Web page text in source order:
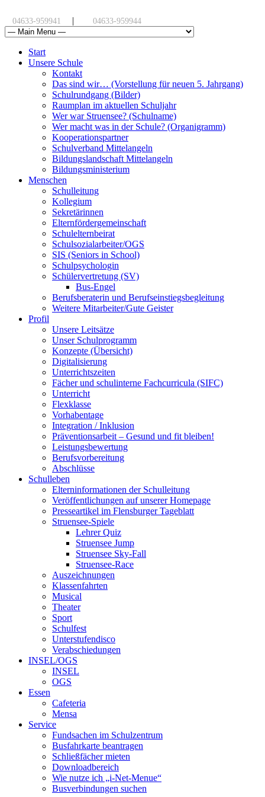
04633-959941 | 04633-959944
Start
Unsere Schule
Kontakt
Das sind wir… (Vorstellung für neuen 5. Jahrgang)
Schulrundgang (Bilder)
Raumplan im aktuellen Schuljahr
Wer war Struensee? (Schulname)
Wer macht was in der Schule? (Organigramm)
Kooperationspartner
Schulverband Mittelangeln
Bildungslandschaft Mittelangeln
Bildungsministerium
Menschen
Schulleitung
Kollegium
Sekretärinnen
Elternfördergemeinschaft
Schulelternbeirat
Schulsozialarbeiter/OGS
SIS (Seniors in School)
Schulpsychologin
Schülervertretung (SV)
Bus-Engel
Berufsberaterin und Berufseinstiegsbegleitung
Weitere Mitarbeiter/Gute Geister
Profil
Unsere Leitsätze
Unser Schulprogramm
Konzepte (Übersicht)
Digitalisierung
Unterrichtszeiten
Fächer und schulinterne Fachcurricula (SIFC)
Unterricht
Flexklasse
Vorhabentage
Integration / Inklusion
Präventionsarbeit – Gesund und fit bleiben!
Leistungsbewertung
Berufsvorbereitung
Abschlüsse
Schulleben
Elterninformationen der Schulleitung
Veröffentlichungen auf unserer Homepage
Presseartikel im Flensburger Tageblatt
Struensee-Spiele
Lehrer Quiz
Struensee Jump
Struensee Sky-Fall
Struensee-Race
Auszeichnungen
Klassenfahrten
Musical
Theater
Sport
Schulfest
Unterstufendisco
Verabschiedungen
INSEL/OGS
INSEL
OGS
Essen
Cafeteria
Mensa
Service
Fundsachen im Schulzentrum
Busfahrkarte beantragen
Schließfächer mieten
Downloadbereich
Wie nutze ich „i-Net-Menue“
Busverbindungen suchen